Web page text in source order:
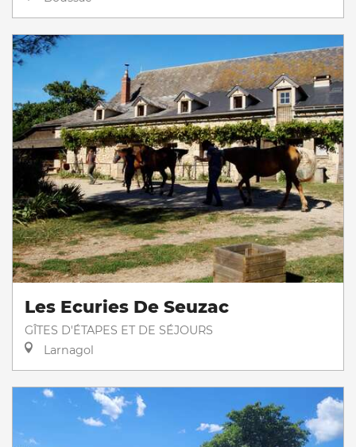
Les Ecuries De Seuzac
GÎTES D'ÉTAPES ET DE SÉJOURS
Larnagol